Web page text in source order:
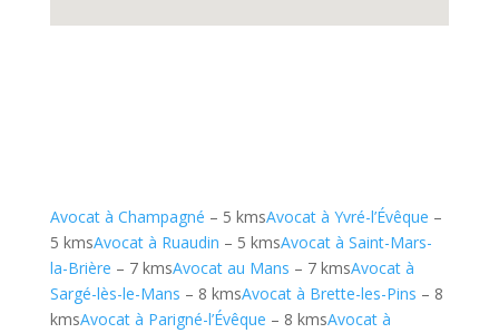
Avocat à Champagné – 5 kmsAvocat à Yvré-l’Évêque –
5 kmsAvocat à Ruaudin – 5 kmsAvocat à Saint-Mars-
la-Brière – 7 kmsAvocat au Mans – 7 kmsAvocat à
Sargé-lès-le-Mans – 8 kmsAvocat à Brette-les-Pins – 8
kmsAvocat à Parigné-l’Évêque – 8 kmsAvocat à